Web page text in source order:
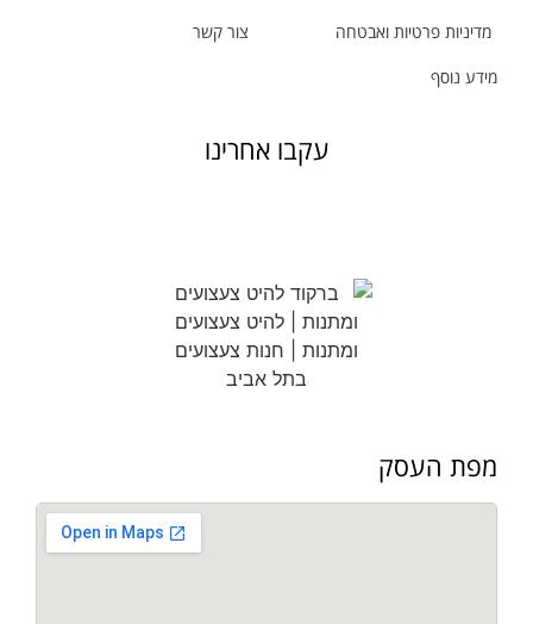
מדיניות פרטיות ואבטחה
מידע נוסף
צור קשר
עקבו אחרינו
מפת העסק